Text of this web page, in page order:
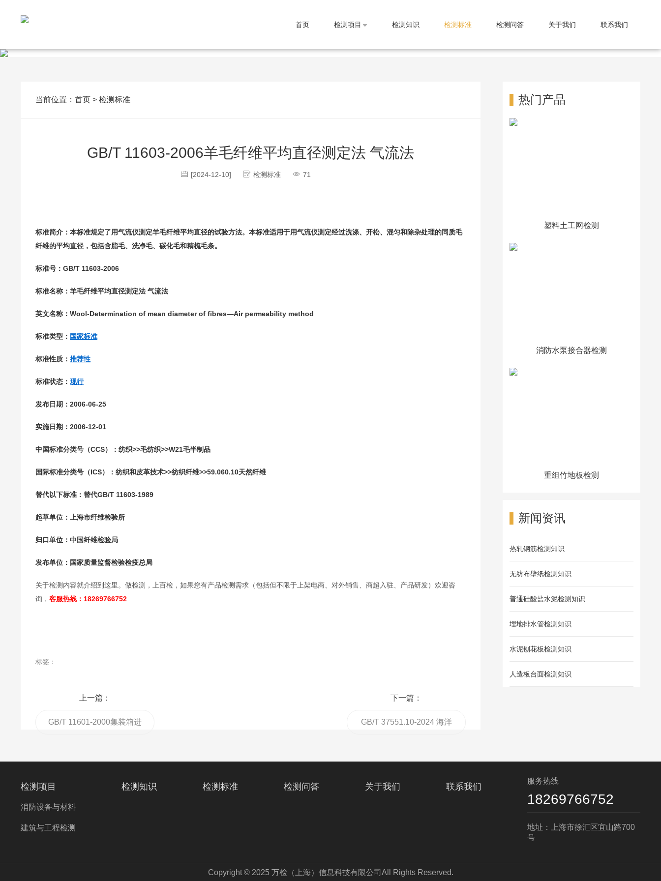
首页 检测项目 检测知识 检测标准 检测问答 关于我们 联系我们
当前位置： 首页 > 检测标准
GB/T 11603-2006羊毛纤维平均直径测定法 气流法
[2024-12-10] 检测标准 71
标准简介：本标准规定了用气流仪测定羊毛纤维平均直径的试验方法。本标准适用于用气流仪测定经过洗涤、开松、混匀和除杂处理的同质毛
纤维的平均直径，包括含脂毛、洗净毛、碳化毛和精梳毛条。
标准号：GB/T 11603-2006
标准名称：羊毛纤维平均直径测定法 气流法
英文名称：Wool-Determination of mean diameter of fibres―Air permeability method
标准类型： 国家标准
标准性质： 推荐性
标准状态： 现行
发布日期：2006-06-25
实施日期：2006-12-01
中国标准分类号（CCS）：纺织>>毛纺织>>W21毛半制品
国际标准分类号（ICS）：纺织和皮革技术>>纺织纤维>>59.060.10天然纤维
替代以下标准：替代GB/T 11603-1989
起草单位：上海市纤维检验所
归口单位：中国纤维检验局
发布单位：国家质量监督检验检疫总局
关于检测内容就介绍到这里。做检测，上百检，如果您有产品检测需求（包括但不限于上架电商、对外销售、商超入驻、产品研发）欢迎咨
询， 客服热线：18269766752
标签：
上一篇：
GB/T 11601-2000集装箱进
下一篇：
GB/T 37551.10-2024 海洋
热门产品
塑料土工网检测
消防水泵接合器检测
重组竹地板检测
新闻资讯
热轧钢筋检测知识
无纺布壁纸检测知识
普通硅酸盐水泥检测知识
埋地排水管检测知识
水泥刨花板检测知识
人造板台面检测知识
检测项目
消防设备与材料
建筑与工程检测
检测知识 检测标准 检测问答 关于我们 联系我们
服务热线
18269766752
地址：上海市徐汇区宜山路700
号
Copyright © 2025 万检（上海）信息科技有限公司All Rights Reserved.